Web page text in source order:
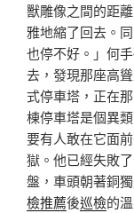
獸雕像之間的距
雅地縮了回去。
也停不好。」何
去，發現那座高
式停車塔，正在
棟停車塔是個異
要有人敢在它面
獄。他已經失敗
盤，車頭朝著銅
檢推薦後巡檢的